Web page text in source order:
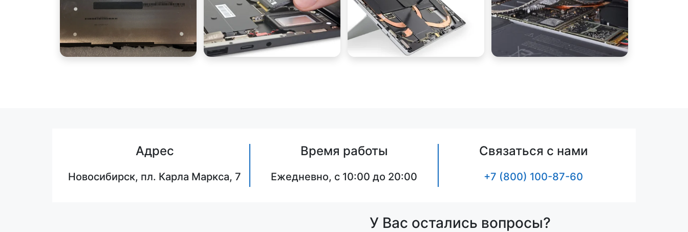
Адрес
Новосибирск, пл. Карла Маркса, 7
Время работы
Ежедневно, с 10:00 до 20:00
Связаться с нами
+7 (800) 100-87-60
У Вас остались вопросы?